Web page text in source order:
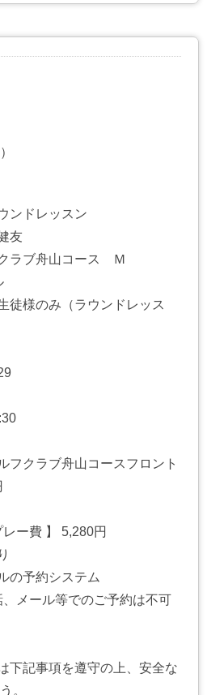
ンドレッスン
友
ラブ舟山コース Ｍ
徒様のみ（ラウンドレッス
フクラブ舟山コースフロント
レー費 】 5,280円
の予約システム
、メール等でのご予約は不可
下記事項を遵守の上、安全な
。